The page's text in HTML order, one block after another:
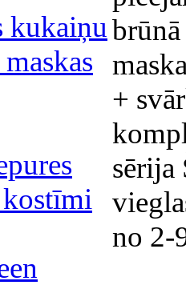
kukaiņu
kostīmi
+
sērija
no 2-